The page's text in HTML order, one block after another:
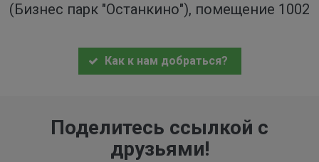
(Бизнес парк "Останкино"), помещение 1002
Как к нам добраться?
Поделитесь ссылкой с
друзьями!